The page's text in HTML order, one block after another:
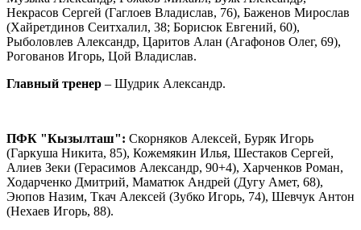
Некрасов Сергей (Гаглоев Владислав, 76), Баженов Мирослав
(Хайретдинов Сеитхалил, 38; Борисюк Евгений, 60),
Рыболовлев Александр, Царитов Алан (Агафонов Олег, 69),
Рогованов Игорь, Цой Владислав.
Главный тренер – Шудрик Александр.
ПФК "Кызылташ": Скорняков Алексей, Буряк Игорь
(Гаркуша Никита, 85), Кожемякин Илья, Шестаков Сергей,
Алиев Зеки (Герасимов Александр, 90+4), Харченков Роман,
Ходарченко Дмитрий, Маматюк Андрей (Дугу Амет, 68),
Эюпов Назим, Ткач Алексей (Зубко Игорь, 74), Шевчук Антон
(Нехаев Игорь, 88).